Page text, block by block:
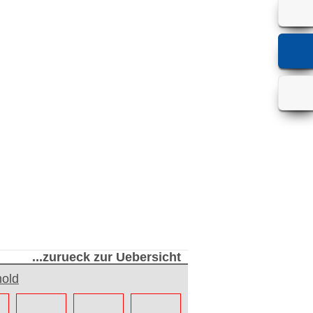
...zurueck zur Uebersicht